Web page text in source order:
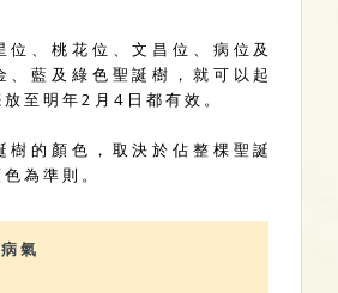
位 、 桃 花 位 、 文 昌 位 、 病 位 及
、 藍 及 綠 色 聖 誕 樹 ， 就 可 以 起
至 明 年 2 月 4 日 都 有 效 。
樹 的 顏 色 ， 取 決 於 佔 整 棵 聖 誕
為 準 則 。
氣